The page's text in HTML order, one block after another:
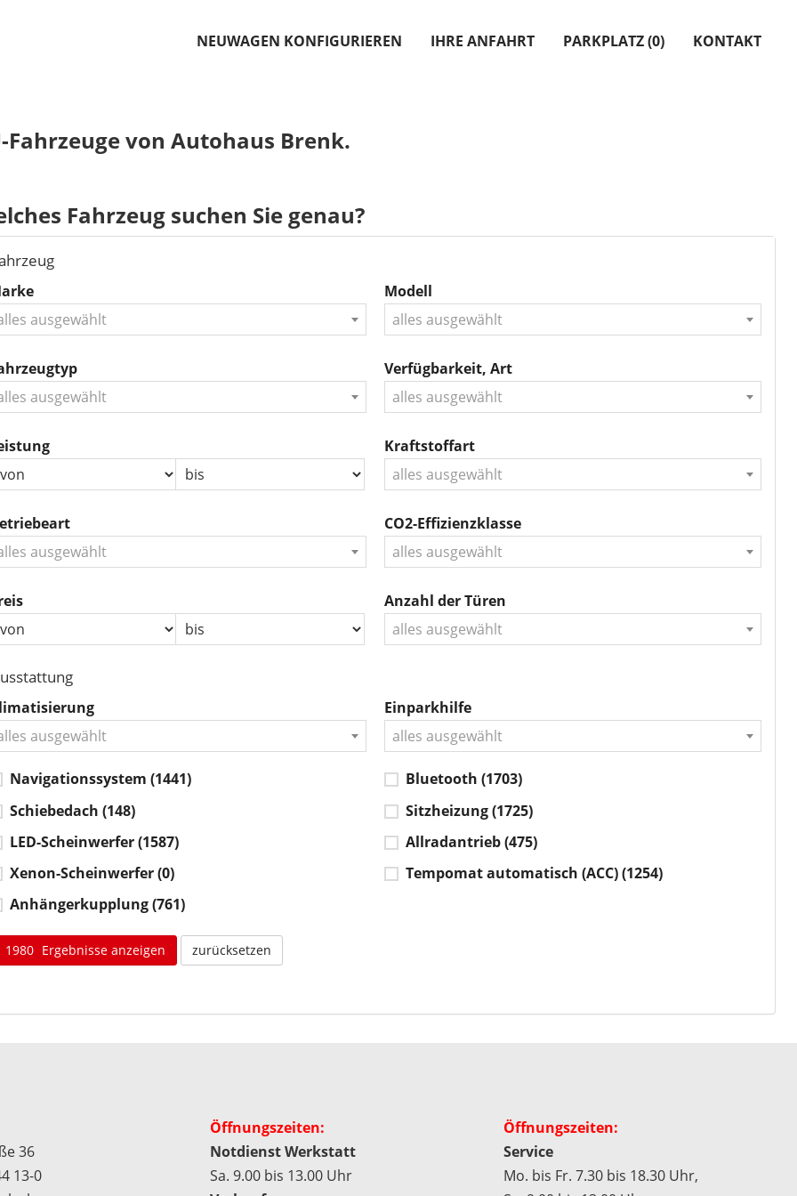
NEUWAGEN KONFIGURIEREN IHRE ANFAHRT PARKPLATZ (0) KONTAKT
Fahrzeuge von Autohaus Brenk.
Fahrzeug suchen Sie genau?
ausgewählt
Modell
alles ausgewählt
ausgewählt
Verfügbarkeit, Art
alles ausgewählt
Kraftstoffart
alles ausgewählt
ausgewählt
CO2-Effizienzklasse
alles ausgewählt
Anzahl der Türen
alles ausgewählt
ausgewählt
Einparkhilfe
alles ausgewählt
Navigationssystem(1441) Bluetooth (1703)
Schiebedach(148) Sitzheizung(1725)
LED-Scheinwerfer(1587) Allradantrieb(475)
Xenon-Scheinwerfer(0) Tempomat automatisch (ACC)(1254)
Anhängerkupplung(761)
1980 Ergebnisse anzeigen zurücksetzen
36
13-0
Öffnungszeiten:
Notdienst Werkstatt
Sa. 9.00 bis 13.00 Uhr
Öffnungszeiten:
Service
Mo. bis Fr. 7.30 bis 18.30 Uhr,